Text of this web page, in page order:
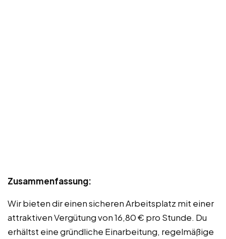
Zusammenfassung:
Wir bieten dir einen sicheren Arbeitsplatz mit einer
attraktiven Vergütung von 16,80 € pro Stunde. Du
erhältst eine gründliche Einarbeitung, regelmäßige